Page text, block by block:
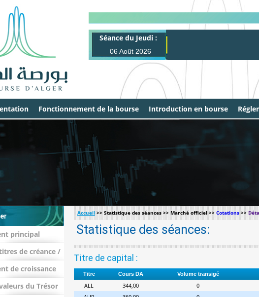
Séance du Jeudi :
06 Août 2026
Fonctionnement de la bourse Introduction en bourse
principal
de créance /
de croissance
du Trésor
Accueil>> Statistique des séances >> Marché officiel >>Cotations>>
Statistique des séances:
Titre de capital :
Titre Cours DA Volume transigé
ALL 344,00 0